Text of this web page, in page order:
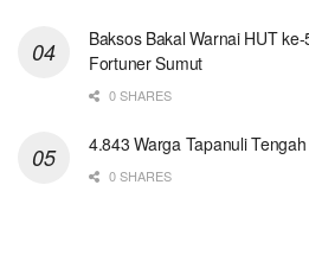
Baksos Bakal Warnai HUT
Fortuner Sumut
0 SHARES
4.843 Warga Tapanuli
0 SHARES